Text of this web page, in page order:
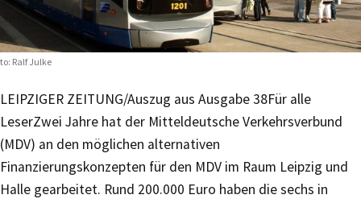
Ralf Julke
LEIPZIGER ZEITUNG/Auszug aus Ausgabe 38Für alle
LeserZwei Jahre hat der Mitteldeutsche Verkehrsverbund
(MDV) an den möglichen alternativen
Finanzierungskonzepten für den MDV im Raum Leipzig und
Halle gearbeitet. Rund 200.000 Euro haben die sechs in